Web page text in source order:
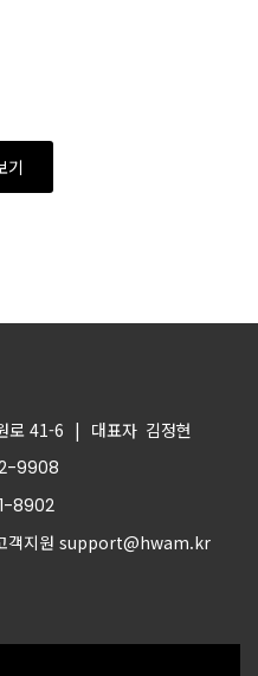
기
로 41-6 | 대표자 김정현
9908
8902
객지원 support@hwam.kr